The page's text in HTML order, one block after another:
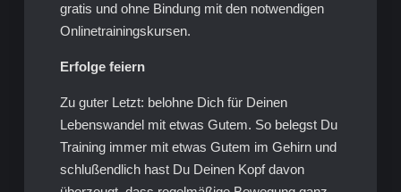
gratis und ohne Bindung mit den notwendigen
Onlinetrainingskursen.
Erfolge feiern
Zu guter Letzt: belohne Dich für Deinen
Lebenswandel mit etwas Gutem. So belegst Du
Training immer mit etwas Gutem im Gehirn und
schlußendlich hast Du Deinen Kopf davon